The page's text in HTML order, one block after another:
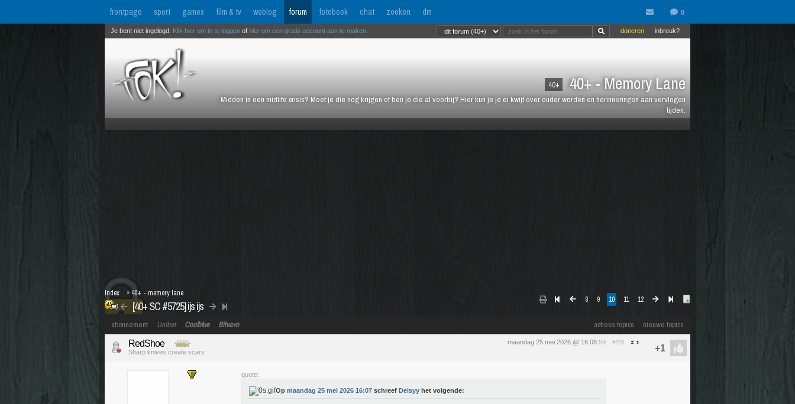
frontpage sport games film & tv weblog forum fotoboek chat zoeken dm
40+ 40+ - Memory Lane
Midden in een midlife crisis? Moet je die nog krijgen of ben je die al voorbij? Hier kun je je ei kwijt over ouder worden en herinneringen aan vervlogen
tijden.
inbreuk?
doneren
Je bent niet ingelogd. Klik hier om in te loggen of hier om een gratis account aan te maken
8 9 10 11 12
[40+ SC #5725] ijs ijs
Index » 40+ - memory lane
actieve topics nieuwe topics
abonnement Unibet Coolblue Bitvavo
maandag 25 mei 2026 @ 16:08:59 #226
RedShoe
Sharp knives create scars
quote:
Op maandag 25 mei 2026 16:07 schreef Deisyy het volgende: